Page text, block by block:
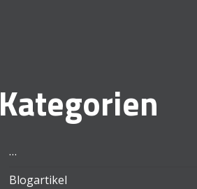
Kategorien
…
Blogartikel